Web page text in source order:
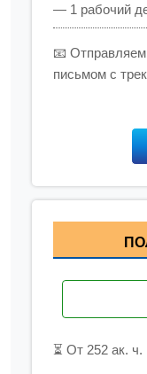
— 1 рабочий
📧
письмом с
⏳ От 252 ак. ч.